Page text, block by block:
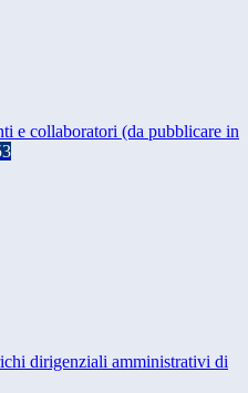
e collaboratori (da pubblicare in
dirigenziali amministrativi di